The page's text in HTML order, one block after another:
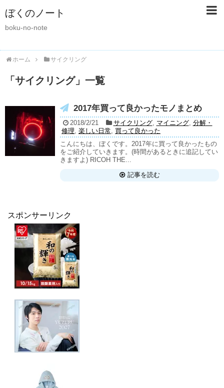
ぼくのノート
boku-no-note
ホーム サイクリング
「 サイクリング」 一覧
2017年買って良かったモノまとめ
2018/2/21 サイクリング, マイニング, 分解・
修理, 楽しい日常, 買って良かった
こんにちは、ぼくです。2017年に買って良かったもの
をご紹介していきます。(時間があるときに追記してい
きますよ) RICOH THE...
記事を読む
スポンサーリンク